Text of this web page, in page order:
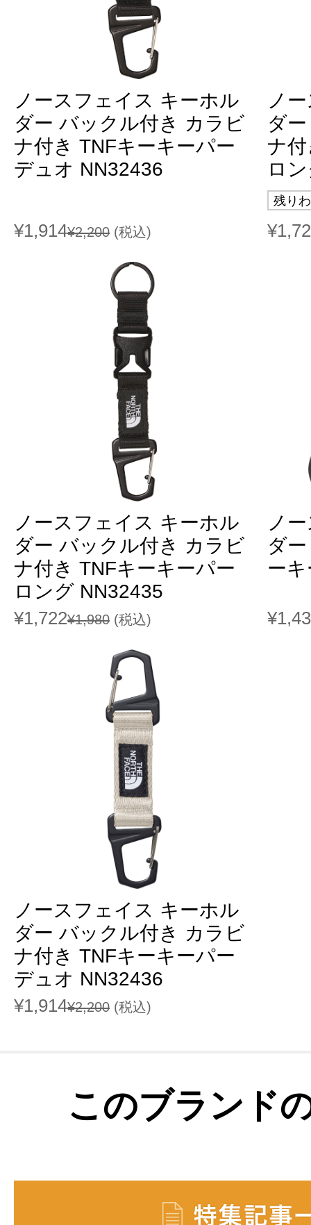
ノースフェイス キーホル
ダー バックル付き カラビ
ナ付き TNFキーキーパー
デュオ NN32436
¥1,914¥2,200 (税込)
ノ
ダ
ナ
ロ
残り
ノースフェイス キーホル
ダー バックル付き カラビ
ナ付き TNFキーキーパー
ロング NN32435
¥1,722¥1,980 (税込)
ノ
ダ
ー
ノースフェイス キーホル
ダー バックル付き カラビ
ナ付き TNFキーキーパー
デュオ NN32436
¥1,914¥2,200 (税込)
このブランド